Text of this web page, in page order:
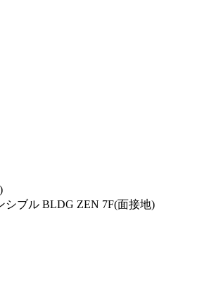
シブル BLDG ZEN 7F(面接地)